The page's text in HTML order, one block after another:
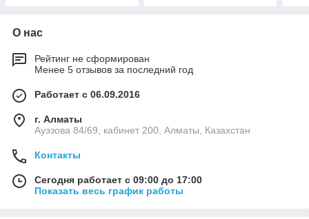
О нас
Рейтинг не сформирован
Менее 5 отзывов за последний год
Работает с 06.09.2016
г. Алматы
Ауэзова 84/69, кабинет 200, Алматы, Казахстан
Контакты
Сегодня работает с 09:00 до 17:00
Показать весь график работы